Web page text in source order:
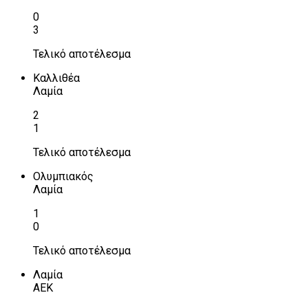
0
3
Τελικό αποτέλεσμα
Καλλιθέα
Λαμία
2
1
Τελικό αποτέλεσμα
Ολυμπιακός
Λαμία
1
0
Τελικό αποτέλεσμα
Λαμία
ΑΕΚ